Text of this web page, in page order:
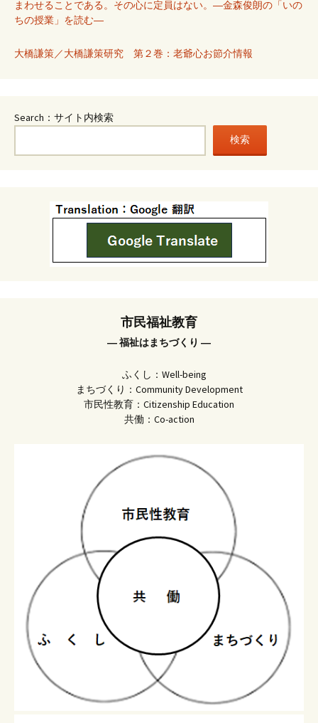
まわせることである。その心に定員はない。―金森俊朗の「いの
ちの授業」を読む―
大橋謙策／大橋謙策研究 第２巻：老爺心お節介情報
Search：サイト内検索
検索
市民福祉教育
― 福祉はまちづくり ―
ふくし：Well-being
まちづくり：Community Development
市民性教育：Citizenship Education
共働：Co-action